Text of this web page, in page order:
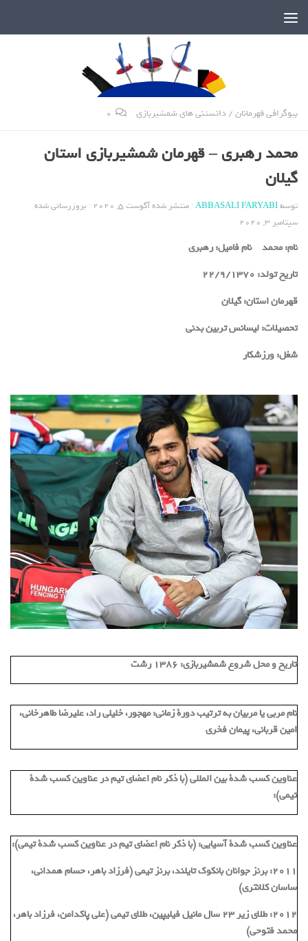
بیوگرافی قهرمانان/دانستنی های شمشیربازی 0
محمد رهبری – قهرمان شمشیربازی استان
گیلان
توسطABBASALI FARYABI · منتشر شدهآگوست 5, 2020
· بروزرسانی شده
سپتامبر 3, 2020
نام:محمد نام فامیل:رهبری
تاریخ تولد:
قهرمان استان:گیلان
تحصیلات:لیسانس تربین بدنی
شغل:ورزشکار
تاریخ و محل شروع شمشیربازی:
نام مربی یا مربیان به ترتیب دورة زمانی:مهجور، خلیلی راد، علیرضا طاهرخانی،
امین قربانی، پیمان فخری
عناوین کسب شدة بین المللی (با ذکر نام اعضای تیم در عناوین کسب شدة
تیمی):
عناوین کسب شدة آسیایی: (با ذکر نام اعضای تیم در عناوین کسب شدة تیمی):
2011: برنز جوانان بانکوک تایلند، برنز تیمی (فرزاد باهر، حسام همدانی،
ساسان کلانتری)
2012: طلای زیر 23 سال مانیل فیلیپین، طلای تیمی (علی پاکدامن، فرزاد باهر،
محمد فتوحی)